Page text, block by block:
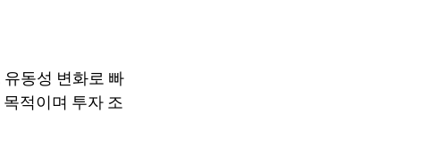
동성 변화로 빠
적이며 투자 조